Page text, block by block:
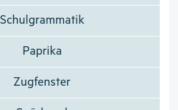
Schulgrammatik
Paprika
Zugfenster